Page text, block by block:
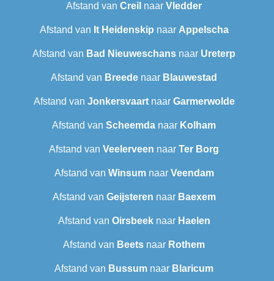
Afstand van Creil naar Vledder
Afstand van It Heidenskip naar Appelscha
Afstand van Bad Nieuweschans naar Ureterp
Afstand van Breede naar Blauwestad
Afstand van Jonkersvaartnaar Garmerwolde
Afstand van Scheemda naar Kolham
Afstand van Veelerveen naar Ter Borg
Afstand van Winsumnaar Veendam
Afstand van Geijsteren naar Baexem
Afstand van Oirsbeeknaar Haelen
Afstand van Beets naar Rothem
Afstand van Bussum naar Blaricum